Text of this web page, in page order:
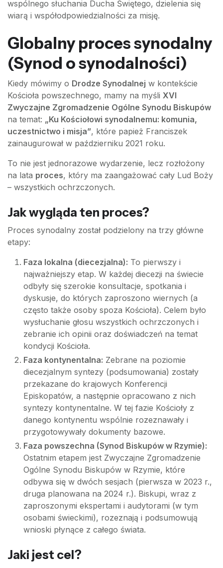
wspólnego słuchania Ducha Świętego, dzielenia się
wiarą i współodpowiedzialności za misję.
Globalny proces synodalny
(Synod o synodalności)
Kiedy mówimy o Drodze Synodalnej w kontekście
Kościoła powszechnego, mamy na myśli XVI
Zwyczajne Zgromadzenie Ogólne Synodu Biskupów
na temat: „Ku Kościołowi synodalnemu: komunia,
uczestnictwo i misja”, które papież Franciszek
zainaugurował w październiku 2021 roku.
To nie jest jednorazowe wydarzenie, lecz rozłożony
na lata proces, który ma zaangażować cały Lud Boży
– wszystkich ochrzczonych.
Jak wygląda ten proces?
Proces synodalny został podzielony na trzy główne
etapy:
Faza lokalna (diecezjalna): To pierwszy i
najważniejszy etap. W każdej diecezji na świecie
odbyły się szerokie konsultacje, spotkania i
dyskusje, do których zaproszono wiernych (a
często także osoby spoza Kościoła). Celem było
wysłuchanie głosu wszystkich ochrzczonych i
zebranie ich opinii oraz doświadczeń na temat
kondycji Kościoła.
Faza kontynentalna: Zebrane na poziomie
diecezjalnym syntezy (podsumowania) zostały
przekazane do krajowych Konferencji
Episkopatów, a następnie opracowano z nich
syntezy kontynentalne. W tej fazie Kościoły z
danego kontynentu wspólnie rozeznawały i
przygotowywały dokumenty bazowe.
Faza powszechna (Synod Biskupów w Rzymie):
Ostatnim etapem jest Zwyczajne Zgromadzenie
Ogólne Synodu Biskupów w Rzymie, które
odbywa się w dwóch sesjach (pierwsza w 2023 r.,
druga planowana na 2024 r.). Biskupi, wraz z
zaproszonymi ekspertami i audytorami (w tym
osobami świeckimi), rozeznają i podsumowują
wnioski płynące z całego świata.
Jaki jest cel?